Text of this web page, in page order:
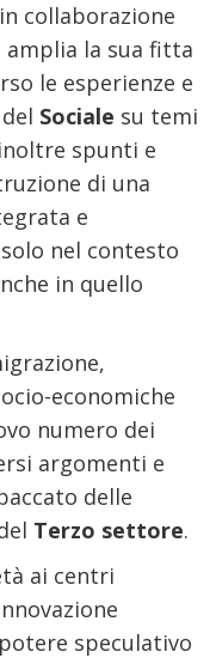
in collaborazione
amplia la sua fitta
le esperienze e
Sociale su temi
spunti e
di una
e
nel contesto
in quello
economiche
numero dei
argomenti e
delle
Terzo settore.
ai centri
speculativo